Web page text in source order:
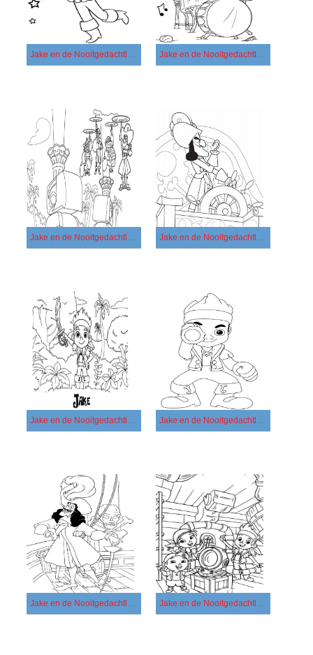
Jake en de Nooitgedachtland Piraten gratis afdrukbaar basis Jake en de Nooitgedachtland Piraten gratis afdrukbaar eenvoudig
Jake en de Nooitgedachtland Piraten gratis afdrukbaar simpel Jake en de Nooitgedachtland Piraten gratis afdrukbaar voor kinderen
Jake en de Nooitgedachtland Piraten gratis afdrukbaar Jake en de Nooitgedachtland Piraten gratis basis
Jake en de Nooitgedachtland Piraten gratis eenvoudig Jake en de Nooitgedachtland Piraten gratis simpel